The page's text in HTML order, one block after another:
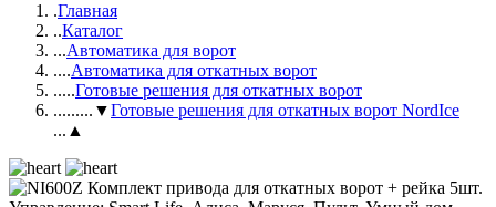
.Главная
..Каталог
...Автоматика для ворот
....Автоматика для откатных ворот
.....Готовые решения для откатных ворот
.........▼Готовые решения для откатных ворот NordIce
...▲